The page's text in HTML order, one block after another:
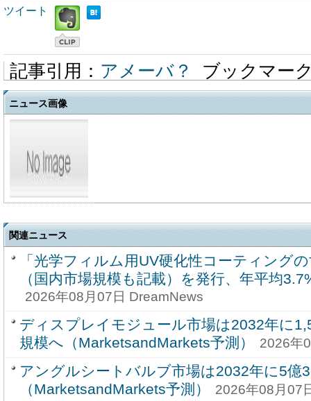
ツイート
記事引用： アメーバ？ ブックマー
ニュース画像
関連ニュース
「光学フィルム用UV硬化性コーティング
（国内市場規模も記載）を発行、年平均
2026年08月07日 DreamNews
ディスプレイモジュール市場は2032年に
規模へ（MarketsandMarkets予測）
2026年
アングルシートバルブ市場は2032年に5億
（MarketsandMarkets予測）
2026年08月07